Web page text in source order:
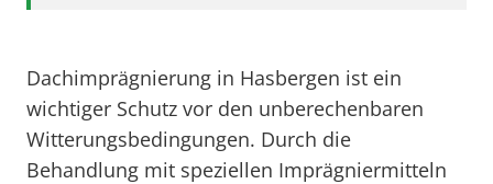
Dachimprägnierung in Hasbergen ist ein
wichtiger Schutz vor den unberechenbaren
Witterungsbedingungen. Durch die
Behandlung mit speziellen Imprägniermitteln